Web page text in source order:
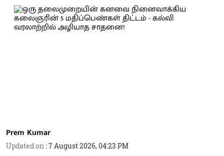
Prem Kumar
Updated on :7 August 2026, 04:23 PM